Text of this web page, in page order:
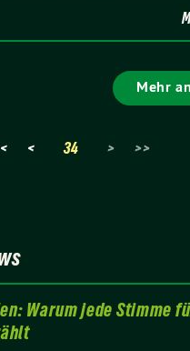
Mehr
< 34 > >>
Warum jede Stimme